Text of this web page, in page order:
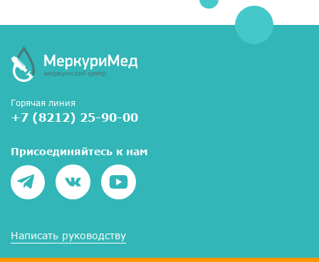
Горячая линия
+7 (8212) 25-90-00
Присоединяйтесь к нам
Написать руководству